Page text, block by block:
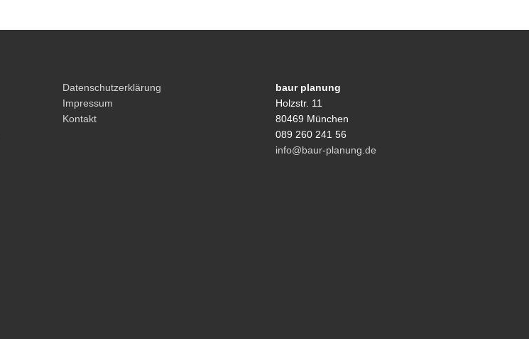
Datenschutzerklärung
Impressum
Kontakt
baur planung
Holzstr. 11
80469 München
089 260 241 56
info@baur-planung.de